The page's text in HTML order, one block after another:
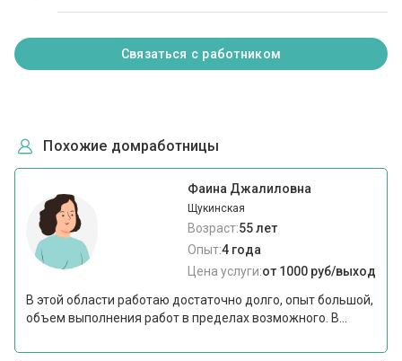
Связаться с работником
Похожие домработницы
Фаина Джалиловна
Щукинская
Возраст:55 лет
Опыт:4 года
Цена услуги:от 1000 руб/выход
В этой области работаю достаточно долго, опыт большой,
объем выполнения работ в пределах возможного. В...